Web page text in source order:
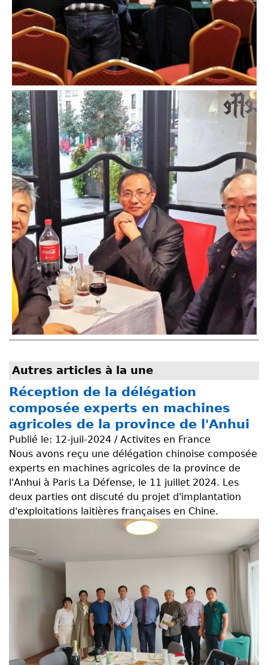
Autres articles à la une
Réception de la délégation
composée experts en machines
agricoles de la province de l'Anhui
Publié le: 12-juil-2024 / Activites en France
Nous avons reçu une délégation chinoise composée
experts en machines agricoles de la province de
l'Anhui à Paris La Défense, le 11 juillet 2024. Les
deux parties ont discuté du projet d'implantation
d'exploitations laitières françaises en Chine.